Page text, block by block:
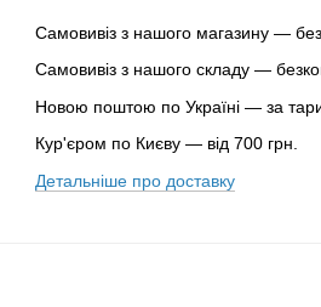
Самовивіз з нашого магазину —
Самовивіз з нашого складу —
Новою поштою по Україні — за
Кур'єром по Києву — від 700 грн.
Детальніше про доставку